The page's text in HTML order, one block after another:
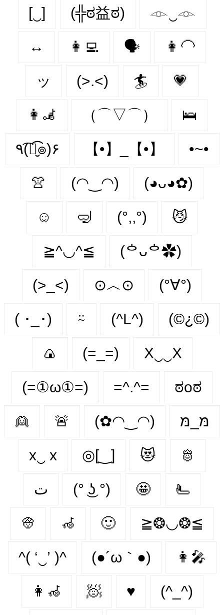
[‿] (╬ಠ益ಠ) 𓁹‿𓁹
↔ 👩‍💻 🗣️ 👩‍🦲
ッ (>.<) 🏄 💗
👩‍🦼‍ （⌒▽⌒） 🛌
٩(͡๏̮͡๏)۶ 【•】_【•】 •~•
👚 (◠‿◠) (◕ᴗ◕✿)
☺️ 🤿 (°,,°) 😼
≧^◡^≦ (ᅌᴗᅌ✿)
(>_<) ⊙︿⊙ (°∀°)
( ･_･) ⍨ (^L^) (©¿©)
🍙 (=_=) X‿‿X
(=①ω①=) =^.^= ಠoಠ
👱 🚨 (✿◠‿◠) מּ_מּ
x‿ х ◎[‿] 😻 🫅
ت (° ͜ʖ °) 🤩 🫷
👳 🦽 🙂‍ ≧❂◡❂≦
^( ‘‿’ )^ (●´ω｀●) 👩‍🎤
👩‍🦽‍ 🧖‍ ♥️ (^_^)